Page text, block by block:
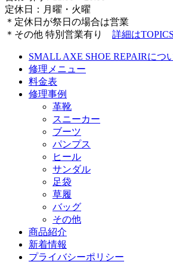
定休日：月曜・火曜
＊定休日が祭日の場合は営業
＊その他 特別営業有り 詳細は
SMALL AXE SHOE REPAIRにつ
修理メニュー
料金表
修理事例
革靴
スニーカー
ブーツ
パンプス
ヒール
サンダル
足袋
草履
バッグ
その他
商品紹介
新着情報
プライバシーポリシー